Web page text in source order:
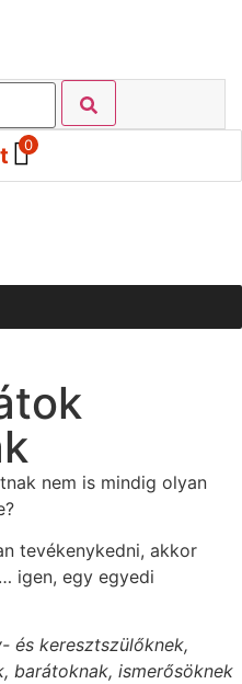
0
nem is mindig olyan
tevékenykedni, akkor
igen, egy egyedi
és keresztszülőknek,
barátoknak, ismerősöknek